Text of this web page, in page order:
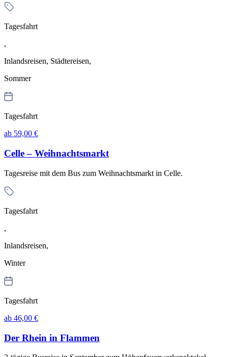
Tagesfahrt
,
Inlandsreisen, Städtereisen,
Sommer
Tagesfahrt
ab 59,00 €
Celle – Weihnachtsmarkt
Tagesreise mit dem Bus zum Weihnachtsmarkt in Celle.
Tagesfahrt
,
Inlandsreisen,
Winter
Tagesfahrt
ab 46,00 €
Der Rhein in Flammen